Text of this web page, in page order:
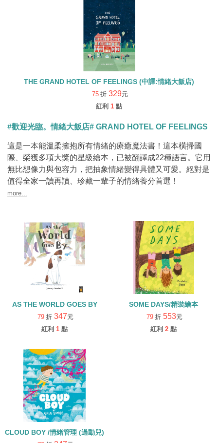
THE GRAND HOTEL OF FEELINGS (中譯:情緒大飯店)
75 折 329元
紅利 1 點
#歡迎光臨。情緒大飯店# GRAND HOTEL OF FEELINGS
這是一本能溫柔擁抱所有情緒的療癒魔法書！這本橫掃國
際、榮獲多項大獎的星級繪本，已被翻譯成22種語言。它用
無比想像力與包容力，把抽象情緒變得具體又可愛。絕對是
值得全家一讀再讀、珍藏一輩子的情緒養分首選！
more...
AS THE WORLD GOES BY
79 折 347元
紅利 1 點
SOME DAYS/精裝繪本
79 折 553元
紅利 2 點
CLOUD BOY /情緒管理 (過動兒)